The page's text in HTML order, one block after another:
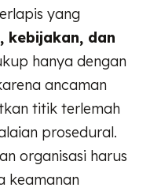
yang
kebijakan, dan
hanya dengan
ancaman
titik terlemah
prosedural.
organisasi harus
keamanan